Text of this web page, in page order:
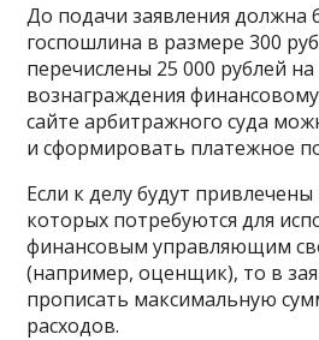
До подачи заявления должна
госпошлина в размере 300
перечислены 25 000 рублей
вознаграждения
сайте арбитражного суда
и сформировать платежное
Если к делу будут
которых потребуются для
финансовым управляющим
(например, оценщик), то в
прописать максимальную
расходов.